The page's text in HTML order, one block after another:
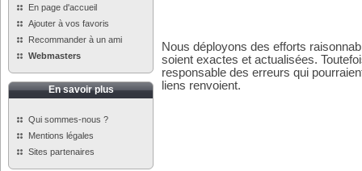
En page d'accueil
Ajouter à vos favoris
Recommander à un ami
Webmasters
En savoir plus
Qui sommes-nous ?
Mentions légales
Sites partenaires
Nous déployons des efforts
soient exactes et actualisées.
responsable des erreurs qui
liens renvoient.